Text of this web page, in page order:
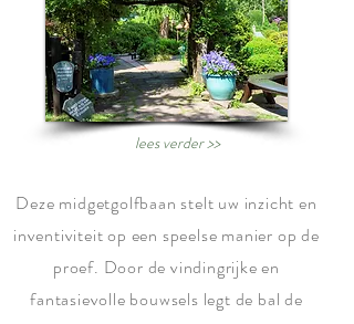
lees verder >>
Deze midgetgolfbaan stelt uw inzicht en
inventiviteit op een speelse manier op de
proef. Door de vindingrijke en
fantasievolle bouwsels legt de bal de